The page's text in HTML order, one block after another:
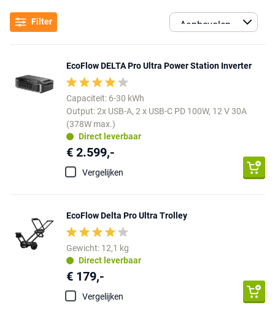
Filter
EcoFlow DELTA Pro Ultra Power Station Inverter
Capaciteit: 6-30 kWh
Output: 2x USB-A, 2 x USB-C PD 100W, 12 V 30A
(378W max.)
Direct leverbaar
€ 2.599,-
Vergelijken
EcoFlow Delta Pro Ultra Trolley
Gewicht: 12,1 kg
Direct leverbaar
€ 179,-
Vergelijken